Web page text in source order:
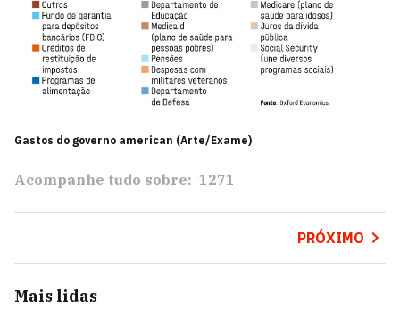
Gastos do governo american (Arte/Exame)
Acompanhe tudo sobre: 1271
PRÓXIMO
Mais lidas